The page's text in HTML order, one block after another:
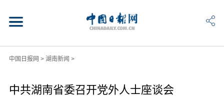
中国日报网 > 湖南新闻 >
中共湖南省委召开党外人士座谈会